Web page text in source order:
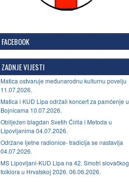
FACEBOOK
ZADNJE VIJESTI
Matica ostvaruje međunarodnu kulturnu povelju
11.07.2026.
Matica i KUD Lipa održali koncert za pamćenje u
Bojnicama 10.07.2026.
Obilježen blagdan Svetih Ćirila i Metoda u
Lipovljanima 04.07.2026.
Održane ljetne radionice- tradicija se nastavlja
04.07.2026.
MS Lipovljani-KUD Lipa na 42. Smotri slovačkog
folklora u Hrvatskoj 2026. 06.06.2026.